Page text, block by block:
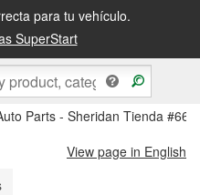
para tu vehículo.
SuperStart
o recógela en la tienda
Parts - Sheridan Tienda
View page in English